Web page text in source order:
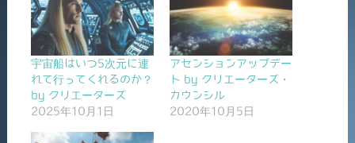
宇宙船はいつ5次元に連
れて行ってくれるのか？
by クリエーターズ
2025年10月1日
アセンションアップデー
ト by クリエーターズ・
カウンシル
2020年10月5日